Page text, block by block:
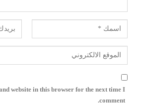
website in this browser for the next time I
comment.